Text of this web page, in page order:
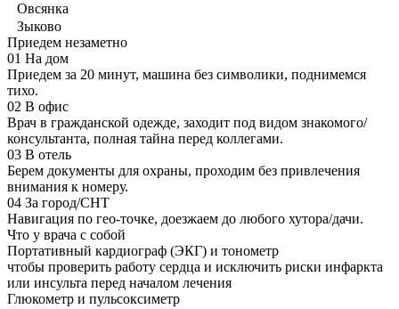
Овсянка
Зыково
Приедем незаметно
01 На дом
Приедем за 20 минут, машина без символики, поднимемся
тихо.
02 В офис
Врач в гражданской одежде, заходит под видом знакомого/
консультанта, полная тайна перед коллегами.
03 В отель
Берем документы для охраны, проходим без привлечения
внимания к номеру.
04 За город/СНТ
Навигация по гео-точке, доезжаем до любого хутора/дачи.
Что у врача с собой
Портативный кардиограф (ЭКГ) и тонометр
чтобы проверить работу сердца и исключить риски инфаркта
или инсульта перед началом лечения
Глюкометр и пульсоксиметр